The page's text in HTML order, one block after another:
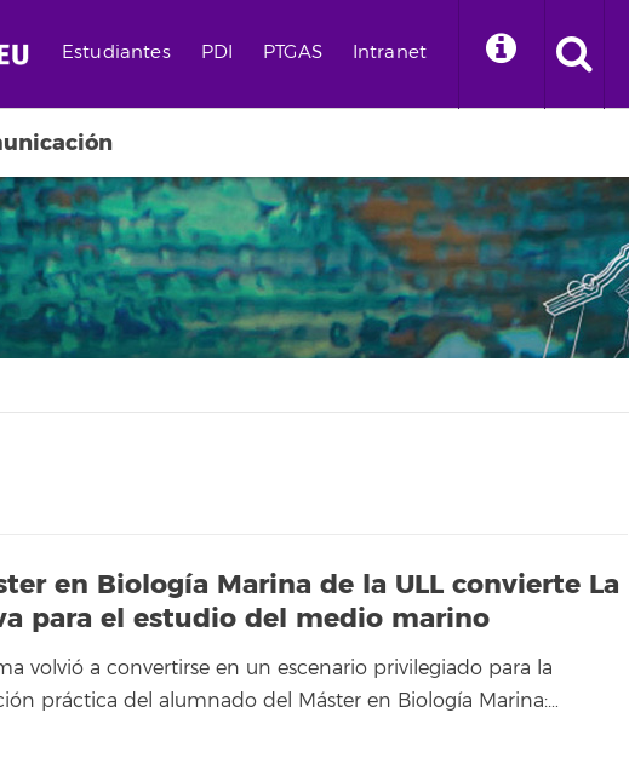
Estudiantes PDI PTGAS Intranet
en Biología Marina de la ULL convierte La
para el estudio del medio marino
volvió a convertirse en un escenario privilegiado para la
práctica del alumnado del Máster en Biología Marina:…